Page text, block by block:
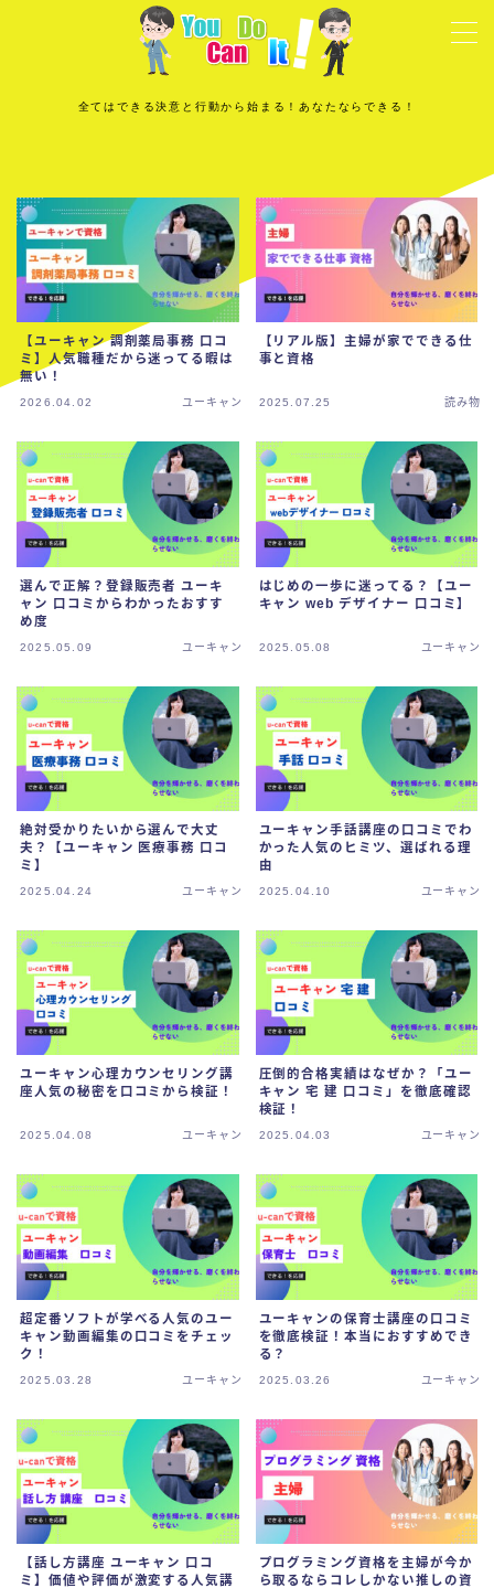
全てはできる決意と行動から始まる！あなたならできる！
プライバシーポリシー
プロフィール
【ユーキャン 調剤薬局事務 口コ
ミ】人気職種だから迷ってる暇は
無い！
2026.04.02 ユーキャン
【リアル版】主婦が家でできる仕
事と資格
2025.07.25 読み物
選んで正解？登録販売者 ユーキ
ャン 口コミからわかったおすす
め度
2025.05.09 ユーキャン
はじめの一歩に迷ってる？【ユー
キャン web デザイナー 口コミ】
2025.05.08 ユーキャン
絶対受かりたいから選んで大丈
夫？【ユーキャン 医療事務 口コ
ミ】
2025.04.24 ユーキャン
ユーキャン手話講座の口コミでわ
かった人気のヒミツ、選ばれる理
由
2025.04.10 ユーキャン
ユーキャン心理カウンセリング講
座人気の秘密を口コミから検証！
2025.04.08 ユーキャン
圧倒的合格実績はなぜか？「ユー
キャン 宅 建 口コミ」を徹底確認
検証！
2025.04.03 ユーキャン
超定番ソフトが学べる人気のユー
キャン動画編集の口コミをチェッ
ク！
2025.03.28 ユーキャン
ユーキャンの保育士講座の口コミ
を徹底検証！本当におすすめでき
る？
2025.03.26 ユーキャン
【話し方講座 ユーキャン 口コ
ミ】価値や評価が激変する人気講
プログラミング資格を主婦が今か
ら取るならコレしかない推しの資